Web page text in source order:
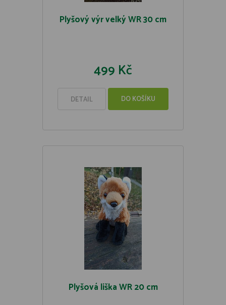
Plyšový výr velký WR 30 cm
499 Kč
DETAIL DO KOŠÍKU
Plyšová liška WR 20 cm